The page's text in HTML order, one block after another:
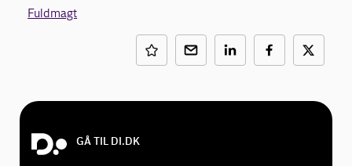
Fuldmagt
GÅ TIL DI.DK